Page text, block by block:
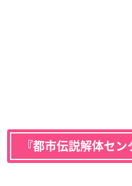
『都市伝説解体セ